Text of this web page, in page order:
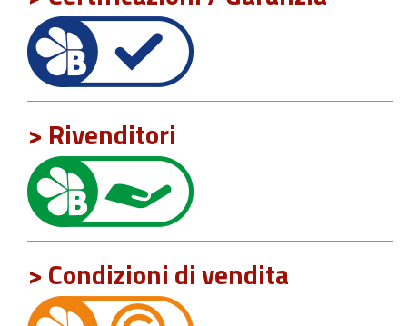
> Rivenditori
> Condizioni di vendita